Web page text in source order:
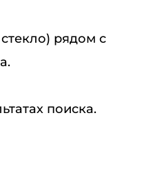
рядом с
поиска.